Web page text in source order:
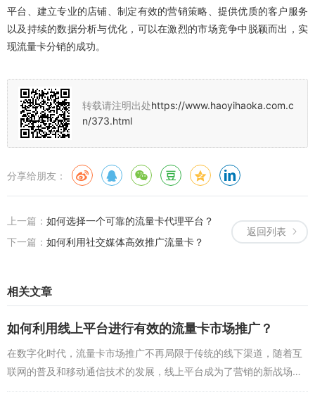
平台、建立专业的店铺、制定有效的营销策略、提供优质的客户服务
以及持续的数据分析与优化，可以在激烈的市场竞争中脱颖而出，实
现流量卡分销的成功。
转载请注明出处https://www.haoyihaoka.com.c
n/373.html
分享给朋友：
返回列表
上一篇： 如何选择一个可靠的流量卡代理平台？
下一篇： 如何利用社交媒体高效推广流量卡？
相关文章
如何利用线上平台进行有效的流量卡市场推广？
在数字化时代，流量卡市场推广不再局限于传统的线下渠道，随着互
联网的普及和移动通信技术的发展，线上平台成为了营销的新战场，
本文将探讨如何利用线上平台进行有效的流量卡市场推广。了解目标